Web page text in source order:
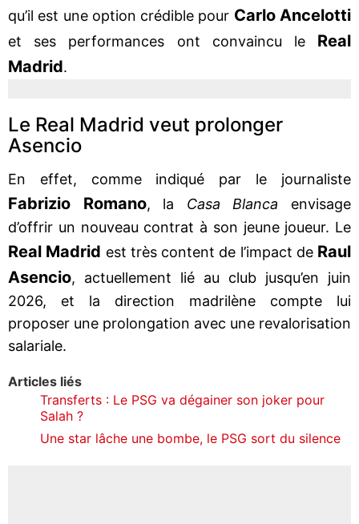
qu’il est une option crédible pour Carlo Ancelotti
et ses performances ont convaincu leReal
Madrid.
Le Real Madrid veut prolonger
Asencio
En effet, comme indiqué par le journaliste
Fabrizio Romano, la Casa Blanca envisage
d’offrir un nouveau contrat à son jeune joueur. Le
Real Madrid est très content de l’impact de Raul
Asencio, actuellement lié au club jusqu’en juin
2026, et la direction madrilène compte lui
proposer une prolongation avec une revalorisation
salariale.
Articles liés
Transferts : Le PSG va dégainer son joker pour
Salah ?
Une star lâche une bombe, le PSG sort du silence